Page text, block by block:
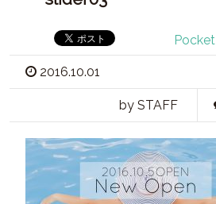
Pocket
2016.10.01
by STAFF